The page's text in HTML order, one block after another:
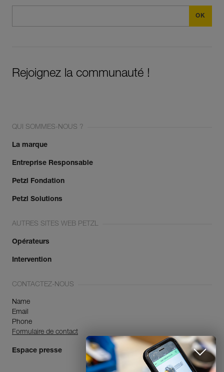
Rejoignez la communauté !
QUI SOMMES-NOUS ?
La marque
Entreprise Responsable
Petzl Fondation
Petzl Solutions
AUTRES SITES WEB PETZL
Opérateurs
Intervention
CONTACTEZ-NOUS
Name
Email
Phone
Formulaire de contact
Espace presse